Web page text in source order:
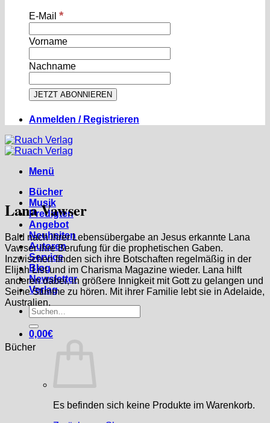
E-Mail *
Vorname
Nachname
Anmelden / Registrieren
Menü
Bücher
Musik
Predigten
Angebot
Neuheiten
Autoren
Service
Blog
Newsletter
Verlag
Suchen
nach:
0,00€
Es befinden sich keine Produkte im Warenkorb.
Lana Vawser
Bald nach ihrer Lebensübergabe an Jesus erkannte Lana
Vawser ihre Berufung für die prophetischen Gaben.
Inzwischen finden sich ihre Botschaften regelmäßig in der
Elijah List und im Charisma Magazine wieder. Lana hilft
anderen dabei, in größere Innigkeit mit Gott zu gelangen und
Seine Stimme zu hören. Mit ihrer Familie lebt sie in Adelaide,
Australien.
Bücher